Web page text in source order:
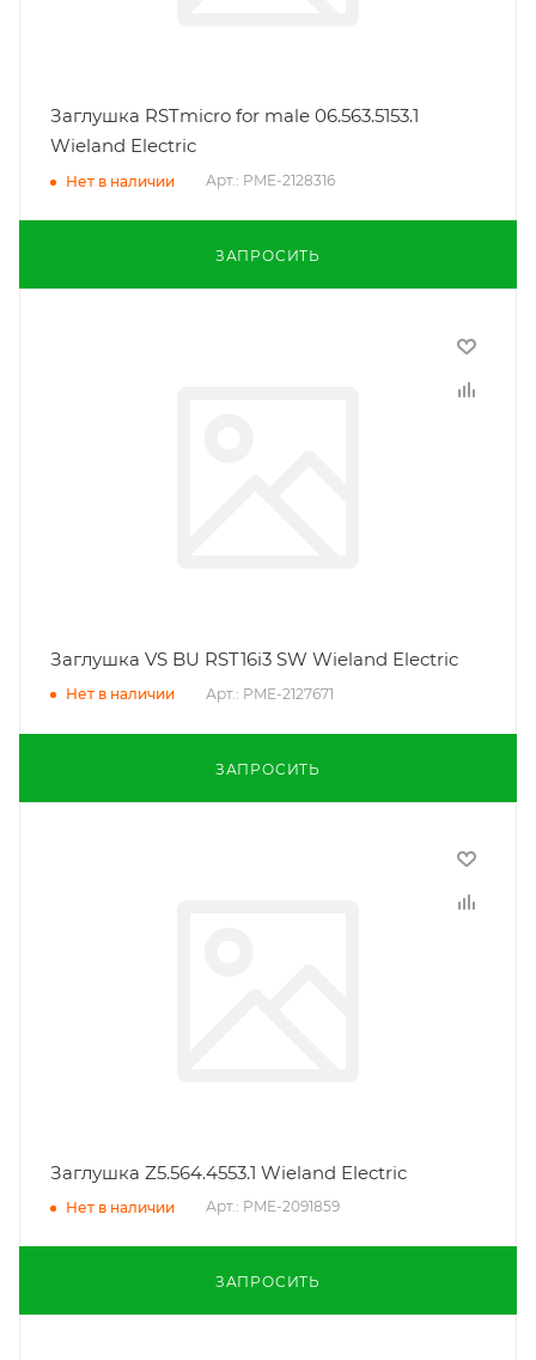
Заглушка RSTmicro for male 06.563.5153.1
Wieland Electric
Нет в наличии Арт.: PME-2128316
ЗАПРОСИТЬ
Заглушка VS BU RST16i3 SW Wieland Electric
Нет в наличии Арт.: PME-2127671
ЗАПРОСИТЬ
Заглушка Z5.564.4553.1 Wieland Electric
Нет в наличии Арт.: PME-2091859
ЗАПРОСИТЬ